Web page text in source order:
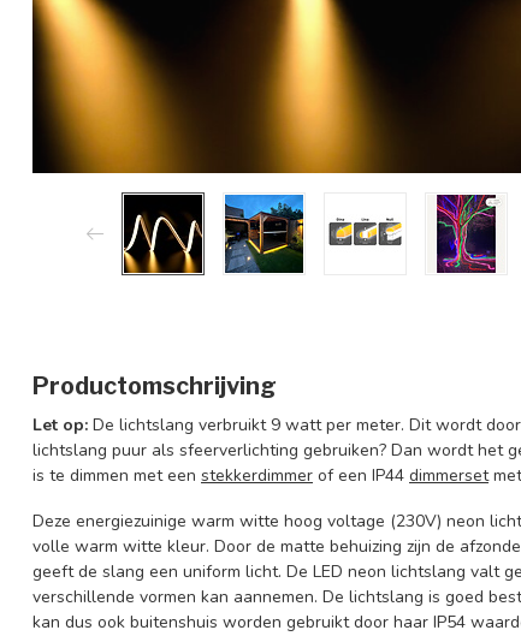
Productomschrijving
Let op: De lichtslang verbruikt 9 watt per meter. Dit wordt
lichtslang puur als sfeerverlichting gebruiken? Dan wordt het
is te dimmen met een stekkerdimmer of een IP44 dimmerset
Deze energiezuinige warm witte hoog voltage (230V) neon
volle warm witte kleur. Door de matte behuizing zijn de
geeft de slang een uniform licht. De LED neon lichtslang valt
verschillende vormen kan aannemen. De lichtslang is goed
kan dus ook buitenshuis worden gebruikt door haar IP54